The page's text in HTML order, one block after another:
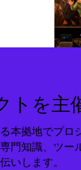
トを主
本拠地でプロ
門知識、ツー
いします。